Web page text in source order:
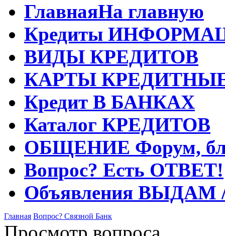
ГлавнаяНа главную
Кредиты
ВИДЫ КРЕДИТОВ
КАРТЫ
Кредит В БАНКАХ
Каталог КРЕДИТОВ
ОБЩЕНИЕ Форум,
Вопрос? Есть ОТВЕТ!
Объявления ВЫДАМ
Главная Вопрос? Связной Банк